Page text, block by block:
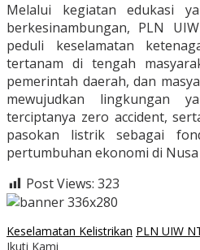
Melalui kegiatan edukasi
berkesinambungan, PLN
peduli keselamatan
tertanam di tengah
pemerintah daerah, dan
mewujudkan lingkungan
terciptanya zero accident,
pasokan listrik sebagai
pertumbuhan ekonomi di
Post Views: 323
Keselamatan Kelistrikan PLN UIW
Ikuti Kami